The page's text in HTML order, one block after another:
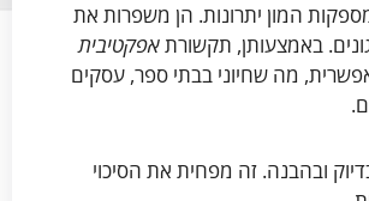
המון יתרונות. הן משפרות את
באמצעותן, תקשורתאפקטיבית
מה שחיוני בבתי ספר, עסקים
ובהבנה. זה מפחית את הסיכוי